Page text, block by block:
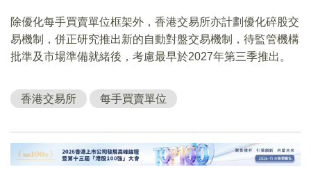
除優化每手買賣單位框架外，香港交易所亦計劃優化碎股交
易機制，併正研究推出新的自動對盤交易機制，待監管機構
批準及市場準備就緒後，考慮最早於2027年第三季推出。
香港交易所 每手買賣單位